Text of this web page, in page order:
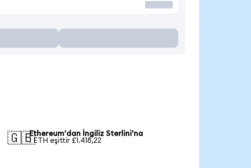
🇬🇧Ethereum'dan İngiliz Sterlini'na
1 ETH eşittir £1.418,22